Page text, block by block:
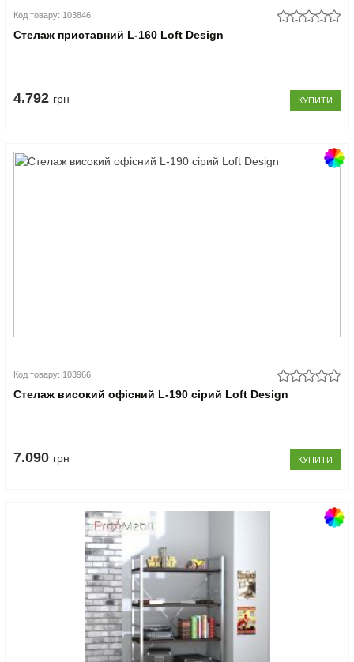
Код товару: 103846
Стелаж приставний L-160 Loft Design
4.792 грн КУПИТИ
Код товару: 103966
Стелаж високий офісний L-190 сірий Loft Design
7.090 грн КУПИТИ